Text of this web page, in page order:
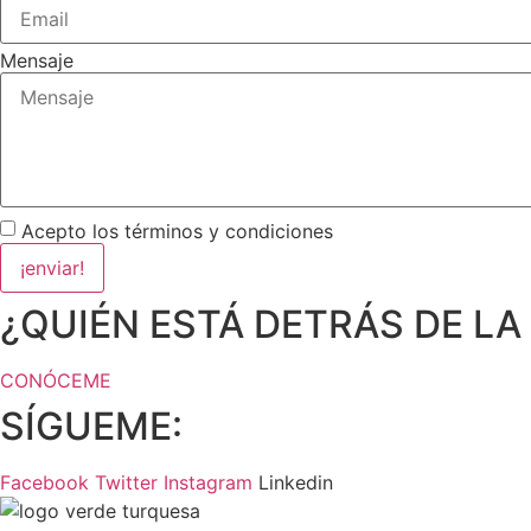
Mensaje
Acepto los términos y condiciones
¡enviar!
¿QUIÉN ESTÁ DETRÁS DE
CONÓCEME
SÍGUEME:
Facebook Twitter Instagram Linkedin